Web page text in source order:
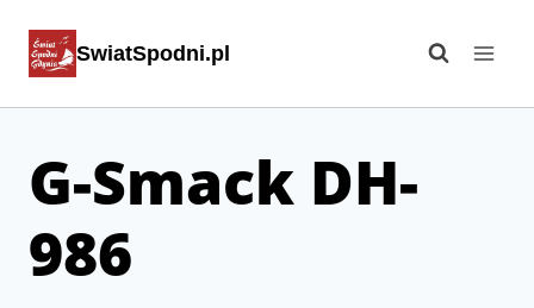
SwiatSpodni.pl
G-Smack DH-
986